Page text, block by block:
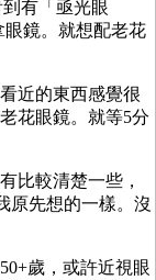
有「亟光眼
眼鏡。就想配老花
近的東西感覺很
花眼鏡。就等5分
比較清楚一些，
原先想的一樣。沒
歲，或許近視眼